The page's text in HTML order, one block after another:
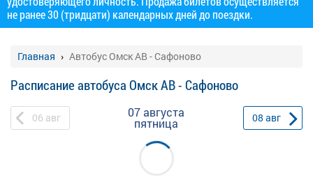
не ранее 30 (тридцати) календарных дней до поездки.
Главная Автобус Омск АВ - Сафоново
Расписание автобуса Омск АВ - Сафоново
06 авг 07 августа
пятница 08 авг